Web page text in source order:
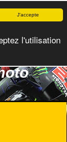
J'accepte
l'utilisation